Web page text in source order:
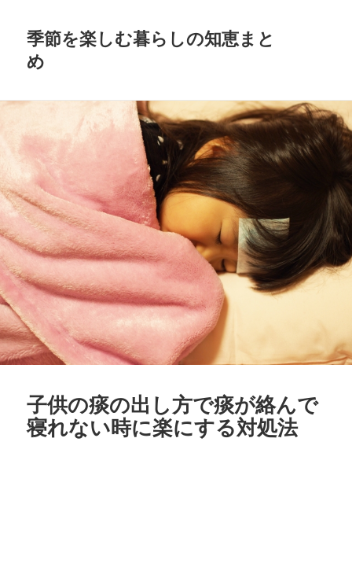
季節を楽しむ暮らしの知恵まと
め
子供の痰の出し方で痰が絡んで
寝れない時に楽にする対処法